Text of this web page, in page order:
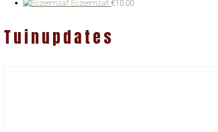
Eczeemzalf €10.00
Tuinupdates